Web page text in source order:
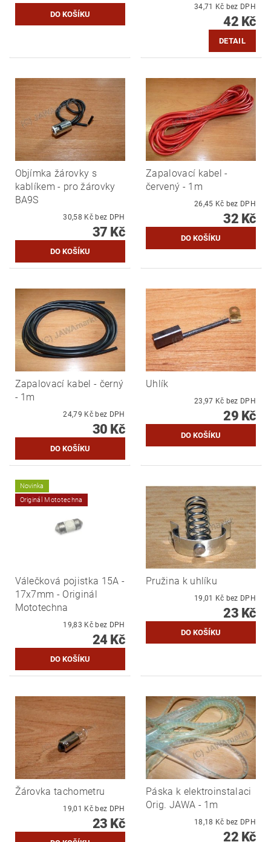
34,71 Kč bez DPH
42 Kč
DETAIL
Objímka žárovky s
kablíkem - pro žárovky
BA9S
30,58 Kč bez DPH
37 Kč
Zapalovací kabel -
červený - 1m
26,45 Kč bez DPH
32 Kč
Zapalovací kabel - černý
- 1m
24,79 Kč bez DPH
30 Kč
Uhlík
23,97 Kč bez DPH
29 Kč
Novinka
Originál Mototechna
Válečková pojistka 15A -
17x7mm - Originál
Mototechna
19,83 Kč bez DPH
24 Kč
Pružina k uhlíku
19,01 Kč bez DPH
23 Kč
Žárovka tachometru
19,01 Kč bez DPH
23 Kč
Páska k elektroinstalaci
Orig. JAWA - 1m
18,18 Kč bez DPH
22 Kč